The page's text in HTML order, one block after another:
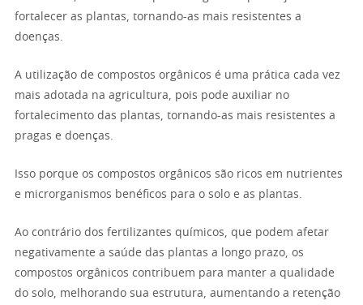
fortalecer as plantas, tornando-as mais resistentes a
doenças.
A utilização de compostos orgânicos é uma prática cada vez
mais adotada na agricultura, pois pode auxiliar no
fortalecimento das plantas, tornando-as mais resistentes a
pragas e doenças.
Isso porque os compostos orgânicos são ricos em nutrientes
e microrganismos benéficos para o solo e as plantas.
Ao contrário dos fertilizantes químicos, que podem afetar
negativamente a saúde das plantas a longo prazo, os
compostos orgânicos contribuem para manter a qualidade
do solo, melhorando sua estrutura, aumentando a retenção